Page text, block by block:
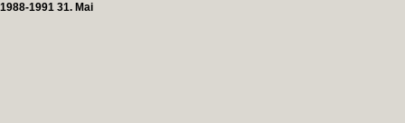
1988-1991 31. Mai